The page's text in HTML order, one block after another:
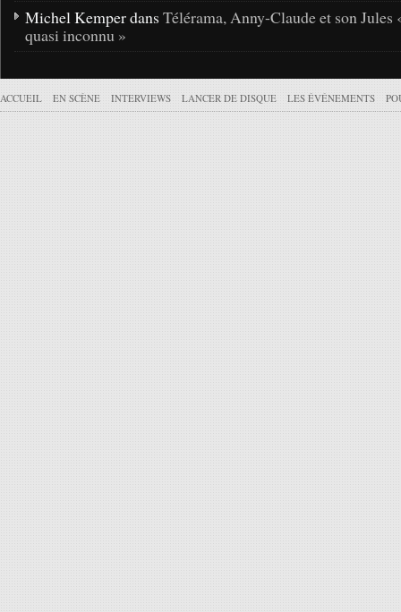
Michel Kemper dans Télérama, Anny-Claude et son Jules
quasi inconnu »
ACCUEIL EN SCÈNE INTERVIEWS LANCER DE DISQUE LES ÉVÉNEMENTS